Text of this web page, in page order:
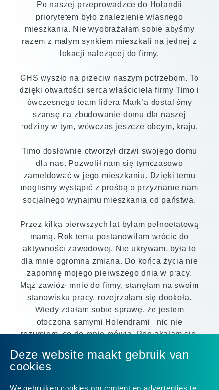
Deze website maakt gebruik van
cookies
We gebruiken cookies om content en advertenties te
Po naszej przeprowadzce do Holandii
priorytetem było znalezienie własnego
mieszkania. Nie wyobrażałam sobie abyśmy
razem z małym synkiem mieszkali na jednej z
lokacji należącej do firmy.
GHS wyszło na przeciw naszym potrzebom. To
dzięki otwartości serca właściciela firmy Timo i
ówczesnego team lidera Mark’a dostaliśmy
szansę na zbudowanie domu dla naszej
rodziny w tym, wówczas jeszcze obcym, kraju.
Timo dosłownie otworzył drzwi swojego domu
dla nas. Pozwolił nam się tymczasowo
zameldować w jego mieszkaniu. Dzięki temu
mogliśmy wystąpić z prośbą o przyznanie nam
socjalnego wynajmu mieszkania od państwa.
Przez kilka pierwszych lat byłam pełnoetatową
mamą. Rok temu postanowiłam wrócić do
aktywności zawodowej. Nie ukrywam, była to
dla mnie ogromna zmiana. Do końca życia nie
zapomnę mojego pierwszego dnia w pracy.
Mąż zawiózł mnie do firmy, stanęłam na swoim
stanowisku pracy, rozejrzałam się dookoła.
Wtedy zdałam sobie sprawę, że jestem
otoczona samymi Holendrami i nic nie
rozumiem, co do mnie mówią. Popłakałam się.
Postanowiłam jednak, że się nie poddam. Z
każdym dniem praca okazywała się łatwiejsza.